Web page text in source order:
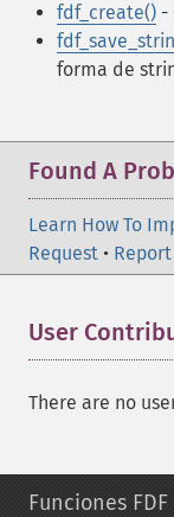
fdf_create() -
forma de
Found A
Learn How To
Request •
User
There are no
Funciones FDF